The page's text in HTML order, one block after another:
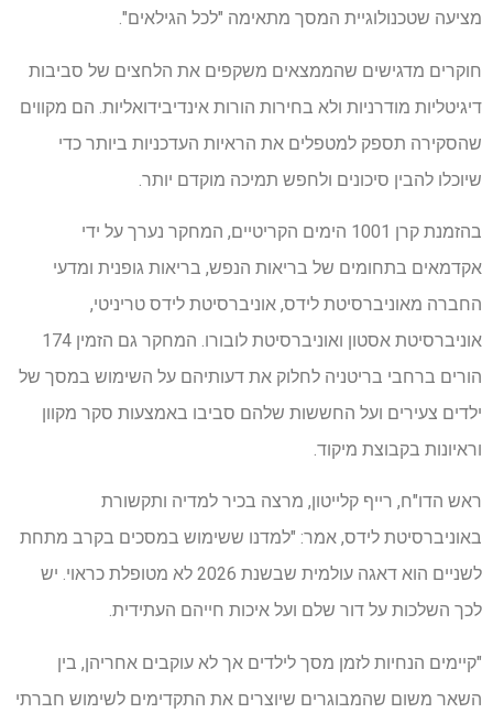
מציעה שטכנולוגיית המסך מתאימה "לכל הגילאים".
חוקרים מדגישים שהממצאים משקפים את הלחצים של סביבות
דיגיטליות מודרניות ולא בחירות הורות אינדיבידואליות. הם מקווים
שהסקירה תספק למטפלים את הראיות העדכניות ביותר כדי
שיוכלו להבין סיכונים ולחפש תמיכה מוקדם יותר.
בהזמנת קרן 1001 הימים הקריטיים, המחקר נערך על ידי
אקדמאים בתחומים של בריאות הנפש, בריאות גופנית ומדעי
החברה מאוניברסיטת לידס, אוניברסיטת לידס טריניטי,
אוניברסיטת אסטון ואוניברסיטת לובורו. המחקר גם הזמין 174
הורים ברחבי בריטניה לחלוק את דעותיהם על השימוש במסך של
ילדים צעירים ועל החששות שלהם סביבו באמצעות סקר מקוון
וראיונות בקבוצת מיקוד.
ראש הדו"ח, רייף קלייטון, מרצה בכיר למדיה ותקשורת
באוניברסיטת לידס, אמר: "למדנו ששימוש במסכים בקרב מתחת
לשניים הוא דאגה עולמית שבשנת 2026 לא מטופלת כראוי. יש
לכך השלכות על דור שלם ועל איכות חייהם העתידית.
"קיימים הנחיות לזמן מסך לילדים אך לא עוקבים אחריהן, בין
השאר משום שהמבוגרים שיוצרים את התקדימים לשימוש חברתי